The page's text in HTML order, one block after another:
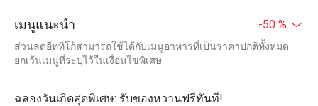
เมนูแนะนำ -50 %
ส่วนลดอีททิโก้สามารถใช้ได้กับเมนูอาหารที่เป็นราคาปกติทั้งหมด
ยกเว้นเมนูที่ระบุไว้ในเงื่อนไขพิเศษ
ฉลองวันเกิดสุดพิเศษ: รับของหวานฟรีทันที!